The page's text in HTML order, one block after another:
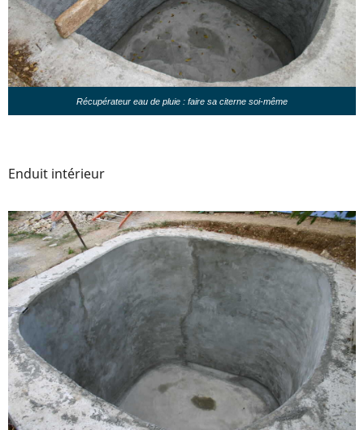
Récupérateur eau de pluie : faire sa citerne soi-même
Enduit intérieur